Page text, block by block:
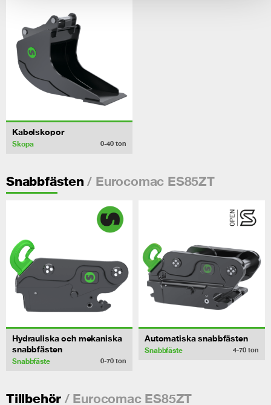
Kabelskopor
Skopa 0-40 ton
Snabbfästen / Eurocomac ES85ZT
Hydrauliska och mekaniska
snabbfästen
Snabbfäste 0-70 ton
Automatiska snabbfästen
Snabbfäste 4-70 ton
Tillbehör / Eurocomac ES85ZT